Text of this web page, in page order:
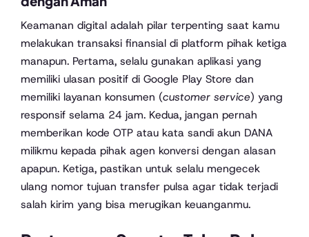
Keamanan digital adalah pilar terpenting saat kamu
melakukan transaksi finansial di platform pihak ketiga
manapun. Pertama, selalu gunakan aplikasi yang
memiliki ulasan positif di Google Play Store dan
memiliki layanan konsumen (customer service) yang
responsif selama 24 jam. Kedua, jangan pernah
memberikan kode OTP atau kata sandi akun DANA
milikmu kepada pihak agen konversi dengan alasan
apapun. Ketiga, pastikan untuk selalu mengecek
ulang nomor tujuan transfer pulsa agar tidak terjadi
salah kirim yang bisa merugikan keuanganmu.